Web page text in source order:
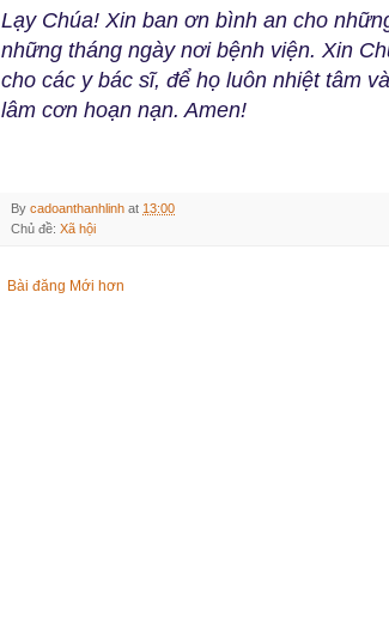
Lạy Chúa! Xin ban ơn bình an cho
những tháng ngày nơi bệnh viện. Xin
cho các y bác sĩ, để họ luôn nhiệt tâm
lâm cơn hoạn nạn. Amen!
By cadoanthanhlinh at 13:00
Chủ đề: Xã hội
Bài đăng Mới hơn